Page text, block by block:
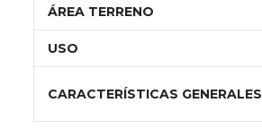
ÁREA TERRENO
USO
CARACTERÍSTICAS GENERALES